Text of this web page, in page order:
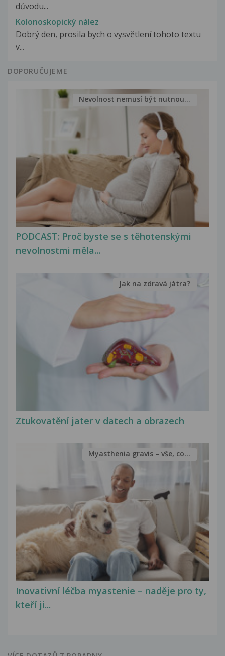
důvodu...
Kolonoskopický nález
Dobrý den, prosila bych o vysvětlení tohoto textu
v...
DOPORUČUJEME
PODCAST: Proč byste se s těhotenskými
nevolnostmi měla...
Nevolnost nemusí být nutnou...
Ztukovatění jater v datech a obrazech
Jak na zdravá játra?
Inovativní léčba myastenie – naděje pro ty,
kteří ji...
Myasthenia gravis – vše, co...